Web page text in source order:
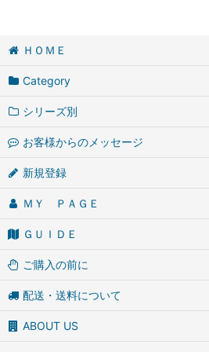
ＨＯＭＥ
Category
シリーズ別
お客様からのメッセージ
新規登録
ＭＹ ＰＡＧＥ
ＧＵＩＤＥ
ご購入の前に
配送・送料について
ABOUT US